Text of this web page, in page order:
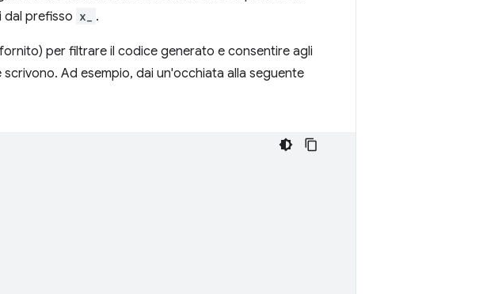
dal prefisso x_ .
per filtrare il codice generato e consentire agli
Ad esempio, dai un'occhiata alla seguente